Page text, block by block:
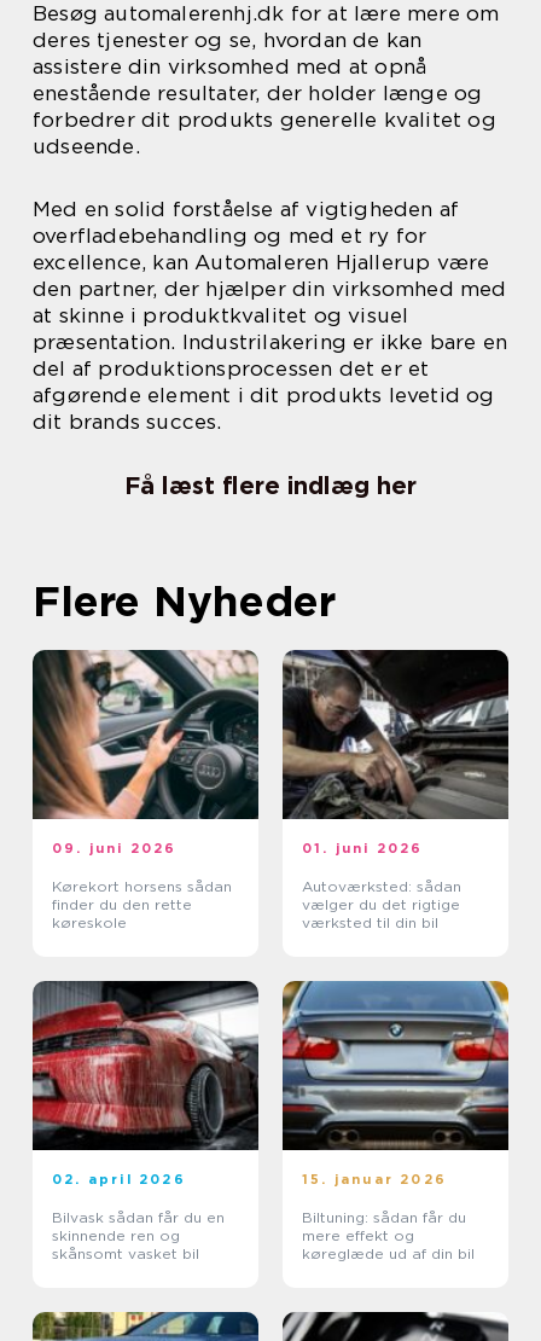
Besøg automalerenhj.dk for at lære mere om
deres tjenester og se, hvordan de kan
assistere din virksomhed med at opnå
enestående resultater, der holder længe og
forbedrer dit produkts generelle kvalitet og
udseende.
Med en solid forståelse af vigtigheden af
overfladebehandling og med et ry for
excellence, kan Automaleren Hjallerup være
den partner, der hjælper din virksomhed med
at skinne i produktkvalitet og visuel
præsentation. Industrilakering er ikke bare en
del af produktionsprocessen det er et
afgørende element i dit produkts levetid og
dit brands succes.
Få læst flere indlæg her
Flere Nyheder
09. juni 2026
Kørekort horsens sådan
finder du den rette
køreskole
01. juni 2026
Autoværksted: sådan
vælger du det rigtige
værksted til din bil
02. april 2026
Bilvask sådan får du en
skinnende ren og
skånsomt vasket bil
15. januar 2026
Biltuning: sådan får du
mere effekt og
køreglæde ud af din bil